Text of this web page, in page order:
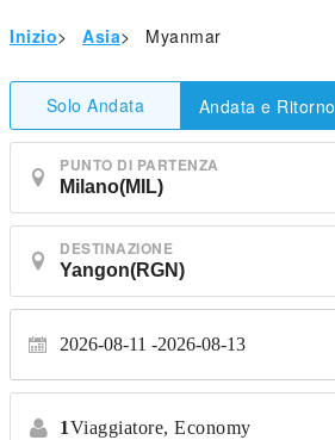
Inizio> Asia> Myanmar
Solo Andata Andata e Ritorno
PUNTO DI PARTENZA
DESTINAZIONE
2026-08-11 2026-08-13
1Viaggiatore, Economy